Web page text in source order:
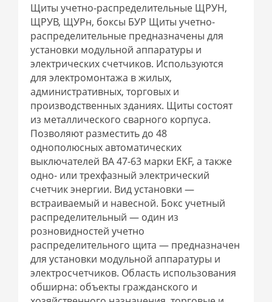
Щиты учетно-распределительные ЩРУН,
ЩРУВ, ЩУРн, боксы БУР Щиты учетно-
распределительные предназначены для
установки модульной аппаратуры и
электрических счетчиков. Используются
для электромонтажа в жилых,
административных, торговых и
производственных зданиях. Щиты состоят
из металлического сварного корпуса.
Позволяют разместить до 48
однополюсных автоматических
выключателей ВА 47-63 марки EKF, а также
одно- или трехфазный электрический
счетчик энергии. Вид установки —
встраиваемый и навесной. Бокс учетный
распределительный — один из
розновидностей учетно
распределительного щита — предназначен
для установки модульной аппаратуры и
электросчетчиков. Область использования
обширна: объекты гражданского и